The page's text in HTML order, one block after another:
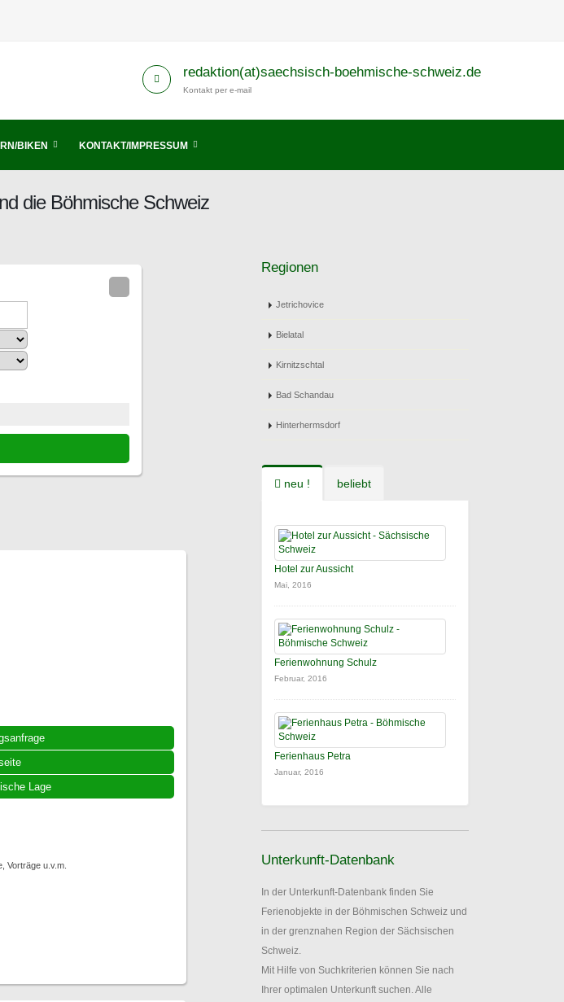
redaktion(at)saechsisch-boehmische-schweiz.de
Kontakt per e-mail
BIKEN KONTAKT/IMPRESSUM
die Böhmische Schweiz
Lage
Vorträge u.v.m.
Regionen
Jetrichovice
Bielatal
Kirnitzschtal
Bad Schandau
Hinterhermsdorf
neu ! beliebt
Hotel zur Aussicht
Mai, 2016
Ferienwohnung Schulz
Februar, 2016
Ferienhaus Petra
Januar, 2016
Unterkunft-Datenbank
In der Unterkunft-Datenbank finden Sie
Ferienobjekte in der Böhmischen Schweiz und
in der grenznahen Region der Sächsischen
Schweiz.
Mit Hilfe von Suchkriterien können Sie nach
Ihrer optimalen Unterkunft suchen. Alle